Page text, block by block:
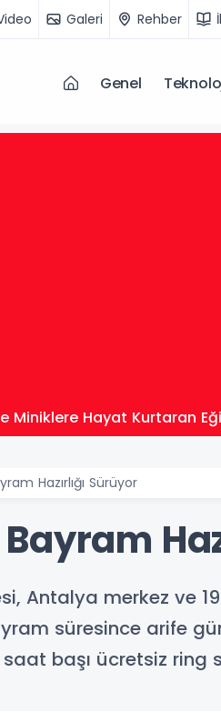
Galeri Rehber
Genel
Miniklere Hayat Kurtaran
Hazırlığı Sürüyor
Antalya merkez ve
süresince arife
saat başı ücretsiz ring